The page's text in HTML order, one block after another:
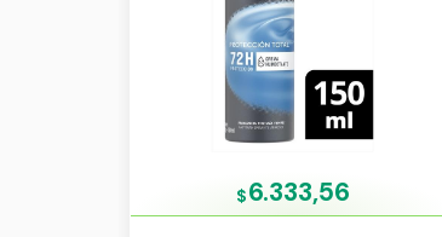
$6.333,56